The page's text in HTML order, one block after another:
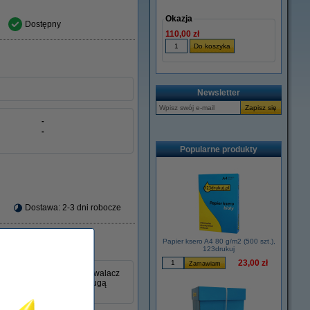
Dostępny
-
-
Dostawa: 2-3 dni robocze
długi czas. Ten utrwalacz
utrwalające ma długą
Okazja
110,00 zł
Newsletter
Popularne produkty
Papier ksero A4 80 g/m2 (500 szt.),
123drukuj
23,00 zł